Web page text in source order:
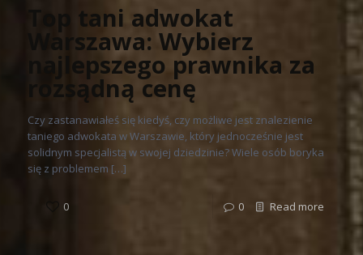
Top tani adwokat
Warszawa: Wybierz
najlepszego prawnika za
rozsądną cenę
Czy zastanawiałeś się kiedyś, czy możliwe jest znalezienie
taniego adwokata w Warszawie, który jednocześnie jest
solidnym specjalistą w swojej dziedzinie? Wiele osób boryka
się z problemem […]
0 0 Read more